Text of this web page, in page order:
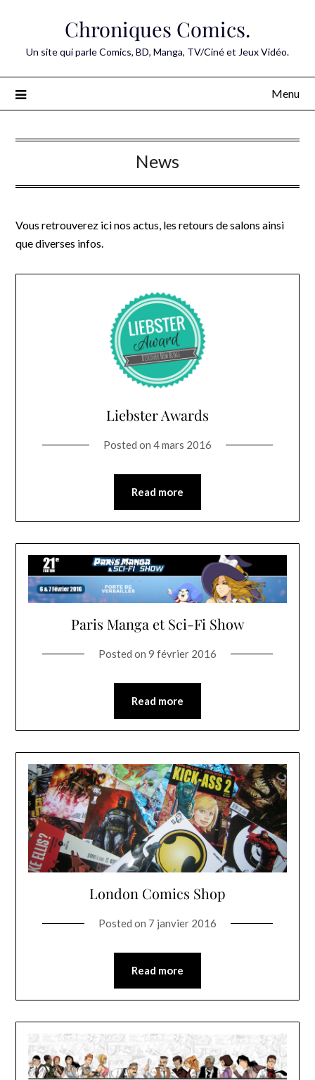
Chroniques Comics.
Un site qui parle Comics, BD, Manga, TV/Ciné et Jeux Vidéo.
Menu
News
Vous retrouverez ici nos actus, les retours de salons ainsi
que diverses infos.
Liebster Awards
Posted on 4 mars 2016
Read more
Paris Manga et Sci-Fi Show
Posted on 9 février 2016
Read more
London Comics Shop
Posted on 7 janvier 2016
Read more